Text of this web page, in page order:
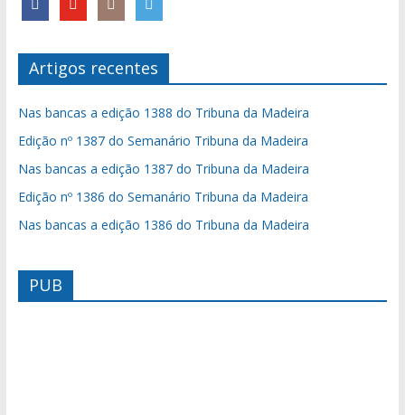
Artigos recentes
Nas bancas a edição 1388 do Tribuna da Madeira
Edição nº 1387 do Semanário Tribuna da Madeira
Nas bancas a edição 1387 do Tribuna da Madeira
Edição nº 1386 do Semanário Tribuna da Madeira
Nas bancas a edição 1386 do Tribuna da Madeira
PUB